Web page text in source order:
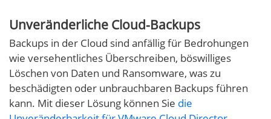
Unveränderliche Cloud-Backups
Backups in der Cloud sind anfällig für Bedrohungen
wie versehentliches Überschreiben, böswilliges
Löschen von Daten und Ransomware, was zu
beschädigten oder unbrauchbaren Backups führen
kann. Mit dieser Lösung können Sie die